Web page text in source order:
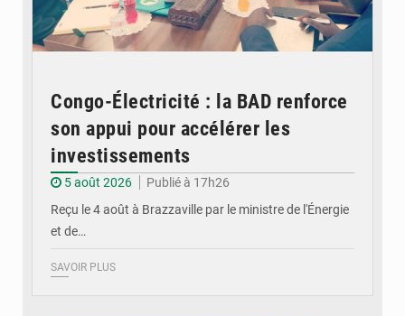
Congo-Électricité : la BAD renforce
son appui pour accélérer les
investissements
5 août 2026
Publié à 17h26
Reçu le 4 août à Brazzaville par le ministre de l'Énergie
et de…
SAVOIR PLUS